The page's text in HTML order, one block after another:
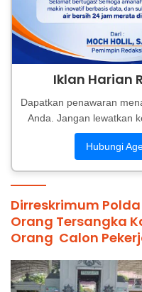
Iklan Harian
Dapatkan penawaran
Anda. Jangan lewatkan
Hubungi
Dirreskrimum
Orang Tersangka
Orang Calon